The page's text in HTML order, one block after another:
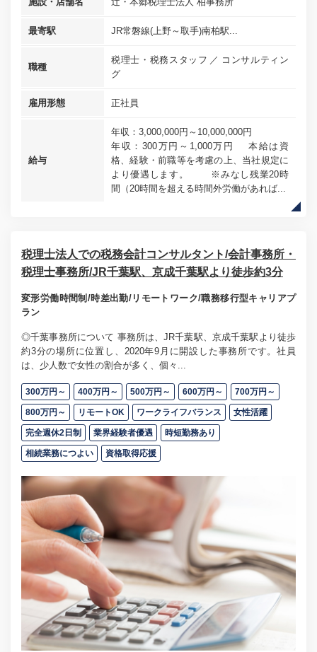
最寄駅 JR常磐線(上野～取手)南柏駅...
職種
税理士・税務スタッフ
コンサルティン
グ
雇用形態 正社員
給与
年収：3,000,000円～10,000,000円
年収：300万円～1,000万円 本給は資
格、経験・前職等を考慮の上、当社規定に
より優遇します。 ※みなし残業20時
間（20時間を超える時間外労働があれば...
税理士法人での税務会計コンサルタント/会計事務所・
税理士事務所/JR千葉駅、京成千葉駅より徒歩約3分
変形労働時間制/時差出勤/リモートワーク/職務移行型キャリアプ
ラン
◎千葉事務所について 事務所は、JR千葉駅、京成千葉駅より徒歩
約3分の場所に位置し、2020年9月に開設した事務所です。社員
は、少人数で女性の割合が多く、個々...
300万円～ 400万円～ 500万円～ 600万円～ 700万円～
800万円～ リモートOK ワークライフバランス 女性活躍
完全週休2日制 業界経験者優遇 時短勤務あり
相続業務につよい 資格取得応援